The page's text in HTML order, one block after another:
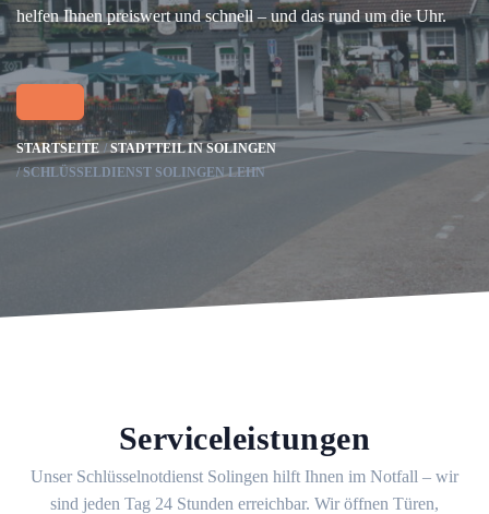
helfen Ihnen preiswert und schnell – und das rund um die Uhr.
STARTSEITE
STADTTEIL IN SOLINGEN
SCHLÜSSELDIENST SOLINGEN LEHN
Serviceleistungen
Unser Schlüsselnotdienst Solingen hilft Ihnen im Notfall – wir
sind jeden Tag 24 Stunden erreichbar. Wir öffnen Türen,